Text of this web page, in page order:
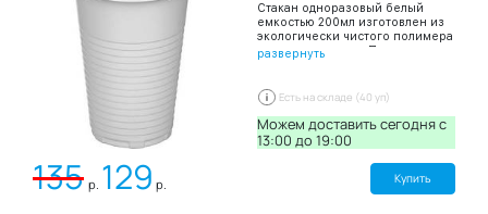
Стакан одноразовый белый
емкостью 200мл изготовлен из
экологически чистого полимера
– полипропилена. Подходит для
питания, а также для
организаций,
специализирующихся на
торговле одноразовой посудой.
Цвет: белый В упаковке: 100
развернуть
Есть на складе (40 уп)
Можем доставить сегодня c
13:00 до 19:00
135 р. 129 р. Купить